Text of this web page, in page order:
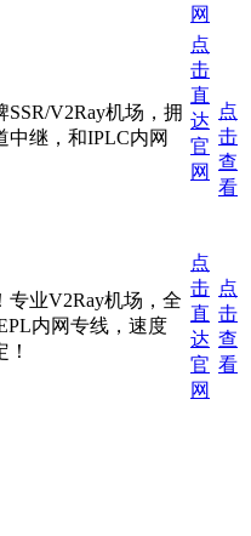
网
SSR/V2Ray机场，拥
中继，和IPLC内网
点
击
直
达
官
网
点
击
查
看
专业V2Ray机场，全
内网专线，速度
点
击
直
达
官
网
点
击
查
看